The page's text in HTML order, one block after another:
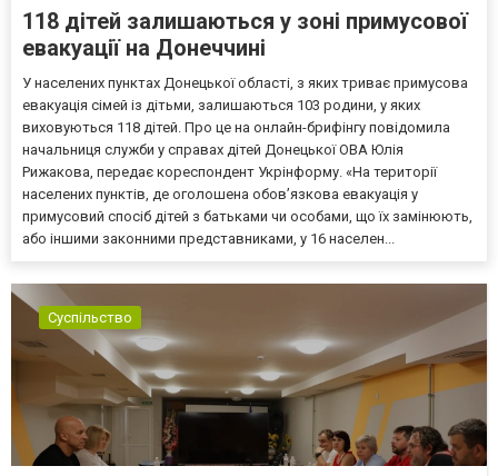
118 дітей залишаються у зоні примусової
евакуації на Донеччині
У населених пунктах Донецької області, з яких триває примусова
евакуація сімей із дітьми, залишаються 103 родини, у яких
виховуються 118 дітей. Про це на онлайн-брифінгу повідомила
начальниця служби у справах дітей Донецької ОВА Юлія
Рижакова, передає кореспондент Укрінформу. «На території
населених пунктів, де оголошена обов’язкова евакуація у
примусовий спосіб дітей з батьками чи особами, що їх замінюють,
або іншими законними представниками, у 16 населен...
Суспільство